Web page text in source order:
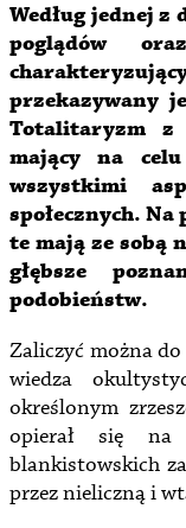
Według jednej
poglądów
przekazywany
Totalitaryzm
mający na
wszystkimi
społecznych.
te mają ze sobą
głębsze
podobieństw.
Zaliczyć można
wiedza
określonym
opierał się
blankistowskich
przez nieliczną i